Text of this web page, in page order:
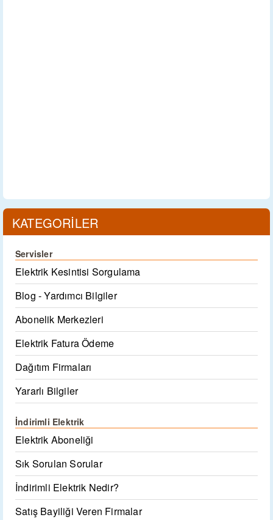
KATEGORİLER
Servisler
Elektrik Kesintisi Sorgulama
Blog - Yardımcı Bilgiler
Abonelik Merkezleri
Elektrik Fatura Ödeme
Dağıtım Firmaları
Yararlı Bilgiler
İndirimli Elektrik
Elektrik Aboneliği
Sık Sorulan Sorular
İndirimli Elektrik Nedir?
Satış Bayiliği Veren Firmalar